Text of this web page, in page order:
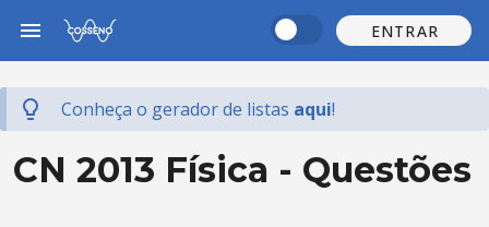
ENTRAR
Conheça o gerador de listas aqui!
CN 2013 Física - Questões